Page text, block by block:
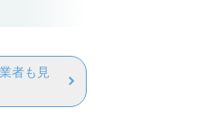
者も見